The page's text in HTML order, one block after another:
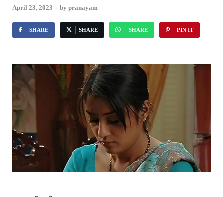
April 23, 2023 - by pranayam
SHARE SHARE SHARE PIN IT